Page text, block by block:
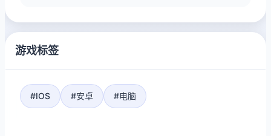
游戏标签
#IOS #安卓 #电脑